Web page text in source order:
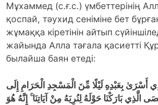
Мұхаммед (с.ғ.с.) үмбеттерінің
қоспай, тәухид сеніміне бет
жұмаққа кіретінін айтып
жайында Алла тағала қасиетті
былайша баян етеді:
أَسْرَىٰ بِعَبْدِهِ لَيْلًا مِّنَ الْمَسْجِدِ الْحَرَامِ إِلَى
الَّذِي بَارَكْنَا حَوْلَهُ لِنُرِيَهُ مِنْ آيَاتِنَا إِنَّهُ هُوَ